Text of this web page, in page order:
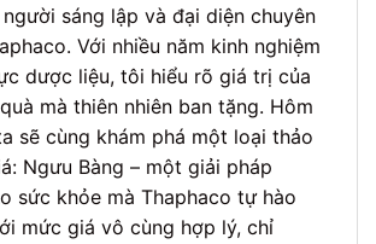
người sáng lập và đại diện chuyên
Với nhiều năm kinh nghiệm
dược liệu, tôi hiểu rõ giá trị của
mà thiên nhiên ban tặng. Hôm
sẽ cùng khám phá một loại thảo
Ngưu Bàng – một giải pháp
sức khỏe mà Thaphaco tự hào
mức giá vô cùng hợp lý, chỉ